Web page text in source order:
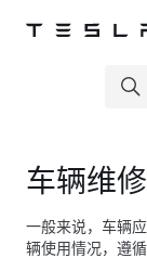
车辆维
一般来说，车辆
辆使用情况，遵